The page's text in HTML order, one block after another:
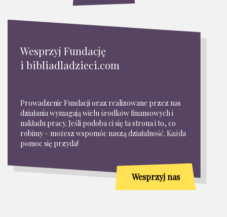
Wesprzyj Fundację
i bibliadladzieci.com
Prowadzenie Fundacji oraz realizowane przez nas
działania wymagają wielu środków finansowych i
nakładu pracy. Jeśli podoba ci się ta strona i to, co
robimy – możesz wspomóc naszą działalność. Każda
pomoc się przyda!
Wesprzyj nas